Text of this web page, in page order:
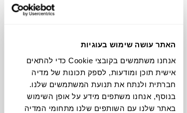
האתר עושה שימוש בעוגיות
אנחנו משתמשים בקובצי Cookie כדי להתאים
אישית תוכן ומודעות, לספק תכונות של מדיה
חברתית ולנתח את תנועת המשתמשים שלנו.
בנוסף, אנחנו משתפים מידע על אופן השימוש
באתר שלנו עם השותפים שלנו מתחומי המדיה
שש-בש CLASSIC